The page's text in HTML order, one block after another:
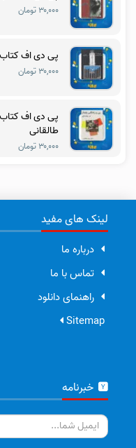
۳۰,۰۰۰ تومان
پی دی اف
۳۰,۰۰۰ تومان
پی دی اف کتاب
طالقانی
۳۰,۰۰۰ تومان
لینک های مفید
درباره ما
تماس با ما
راهنمای دانلود
Sitemap
خبرنامه